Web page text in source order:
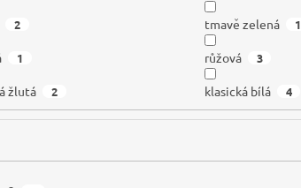
2 tmavě zelená 1
1 růžová 3
žlutá 2 klasická bílá 4